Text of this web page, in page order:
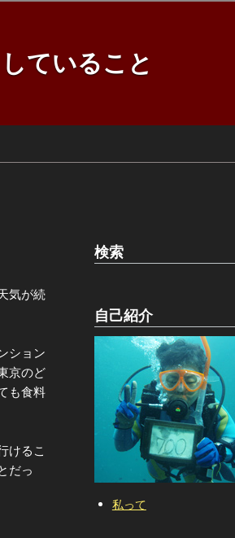
ていること
気が続
ション
京のど
も食料
けるこ
だっ
検索
自己紹介
私って